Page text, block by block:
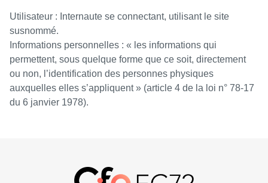
Utilisateur : Internaute se connectant, utilisant le site
susnommé.
Informations personnelles : « les informations qui
permettent, sous quelque forme que ce soit, directement
ou non, l’identification des personnes physiques
auxquelles elles s’appliquent » (article 4 de la loi n° 78-17
du 6 janvier 1978).